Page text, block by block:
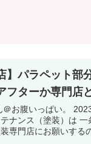
】パラペット部
フターか専門店
2023/12/13(水) 01:46:55.20 パラペ
）は 一条アフターにお願いするのと 地